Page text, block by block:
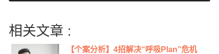
相关文章 :
【个案分析】4招解决“呼吸Plan”危机